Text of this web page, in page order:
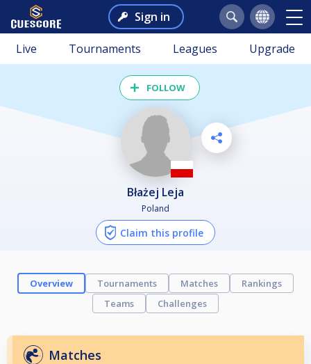
Sign in
Live Tournaments Leagues Upgrade
FOLLOW
Błażej Leja
Poland
Claim this profile
Overview Tournaments Matches
Rankings
Teams
Challenges
Matches